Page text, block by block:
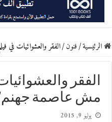
الرئيسية/فنون/الفقر والعشوائيات في
الفقر
مش عاصمة
يوليو 9, 2015